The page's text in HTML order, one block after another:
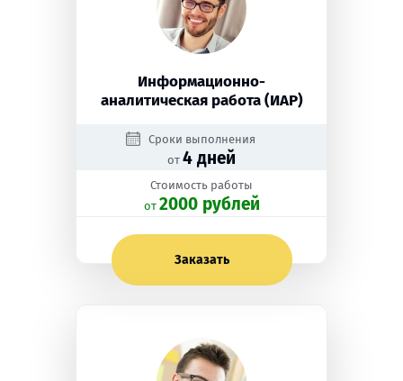
Информационно-
аналитическая работа (ИАР)
Сроки выполнения
от 4 дней
Стоимость работы
oт 2000 рублей
Заказать